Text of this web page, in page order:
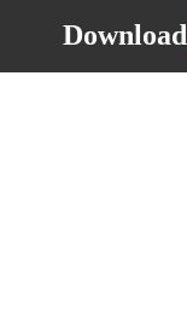
Download